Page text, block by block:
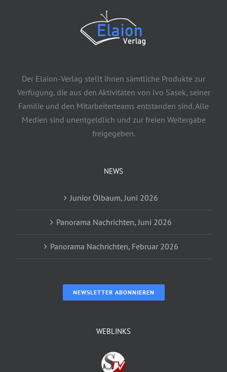
Der Elaion-Verlag stellt ihnen sämtliche Produkte zur
Verfügung, die aus den Aktivitäten von Ivo Sasek, seiner
Familie und den Mitarbeiterteams entstanden sind. Alle
Medien sind unentgeldlich und zur freien Weitergabe
freigegeben.
NEWS
Junior Ölbaum, Juni 2026
Panorama Nachrichten, Juni 2026
Panorama Nachrichten, Februar 2026
NEWSLETTER ABONNIEREN
WEBLINKS